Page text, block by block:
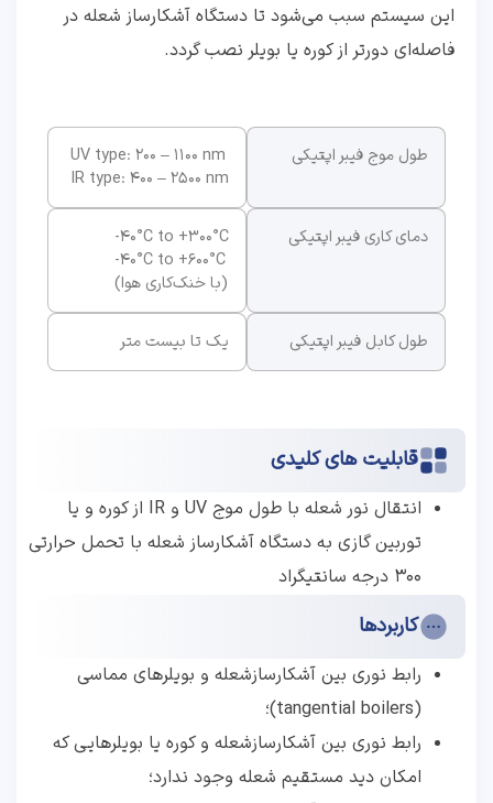
این سیستم سبب می‌شود تا دستگاه آشکارساز شعله در
فاصله‌ای دورتر از کوره یا بویلر نصب گردد.
UV type: 200 – 1100 nm
IR type: 400 – 2500 nm
طول موج فیبر اپتیکی
-40°C to +300°C
-40°C to +600°C
(با خنک‌کاری هوا)
دمای کاری فیبر اپتیکی
یک تا بیست متر طول کابل فیبر اپتیکی
قابلیت های کلیدی
انتقال نور شعله با طول موج UV و IR از کوره و یا
توربین گازی به دستگاه آشکارساز شعله با تحمل حرارتی
300 درجه سانتیگراد
کاربردها
رابط نوری بین آشکارسازشعله و بویلرهای مماسی
(tangential boilers)؛
رابط نوری بین آشکارسازشعله و کوره یا بویلرهایی که
امکان دید مستقیم شعله وجود ندارد؛